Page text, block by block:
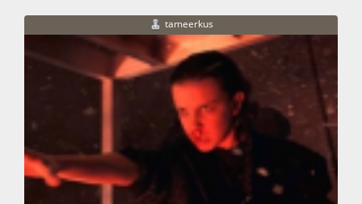
tameerkus